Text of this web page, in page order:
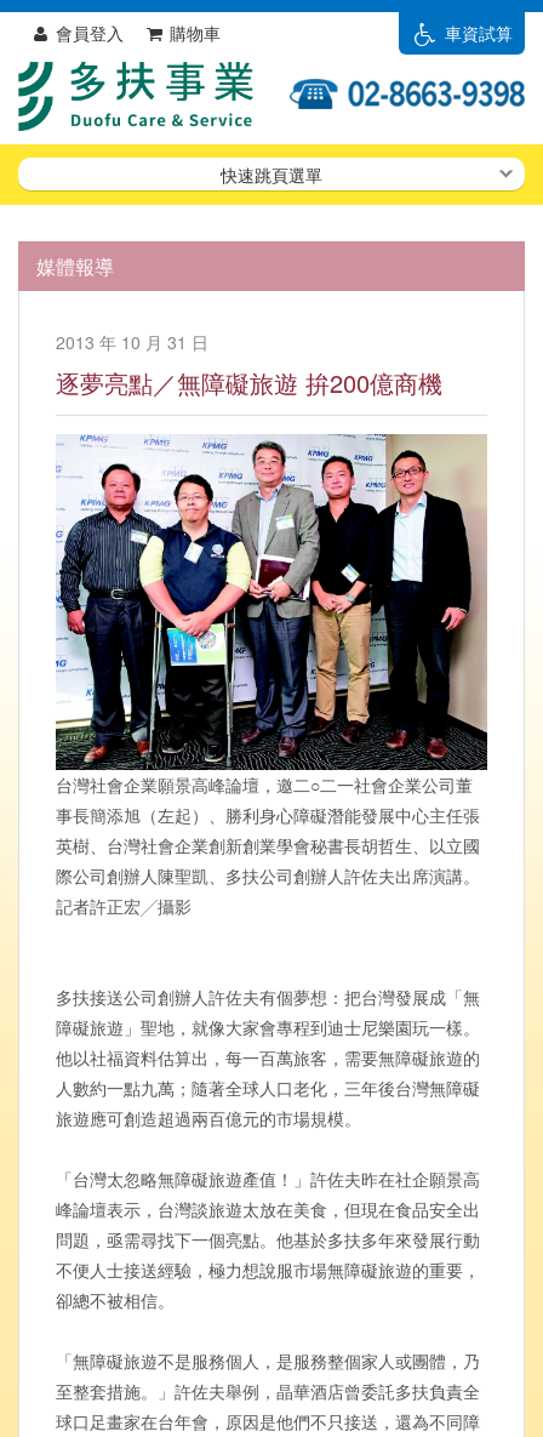
車資試算
會員登入 購物車
快速跳頁選單
媒體報導
2013 年 10 月 31 日
逐夢亮點／無障礙旅遊 拚200億商機
台灣社會企業願景高峰論壇，邀二○二一社會企業公司董
事長簡添旭（左起）、勝利身心障礙潛能發展中心主任張
英樹、台灣社會企業創新創業學會秘書長胡哲生、以立國
際公司創辦人陳聖凱、多扶公司創辦人許佐夫出席演講。
記者許正宏╱攝影
多扶接送公司創辦人許佐夫有個夢想：把台灣發展成「無
障礙旅遊」聖地，就像大家會專程到迪士尼樂園玩一樣。
他以社福資料估算出，每一百萬旅客，需要無障礙旅遊的
人數約一點九萬；隨著全球人口老化，三年後台灣無障礙
旅遊應可創造超過兩百億元的市場規模。
「台灣太忽略無障礙旅遊產值！」許佐夫昨在社企願景高
峰論壇表示，台灣談旅遊太放在美食，但現在食品安全出
問題，亟需尋找下一個亮點。他基於多扶多年來發展行動
不便人士接送經驗，極力想說服市場無障礙旅遊的重要，
卻總不被相信。
「無障礙旅遊不是服務個人，是服務整個家人或團體，乃
至整套措施。」許佐夫舉例，晶華酒店曾委託多扶負責全
球口足畫家在台年會，原因是他們不只接送，還為不同障